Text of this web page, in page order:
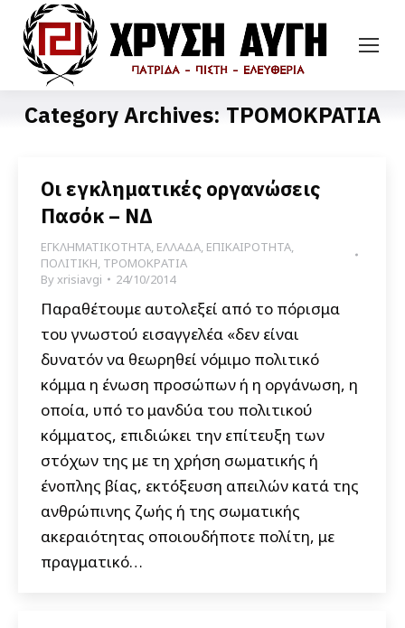
Category Archives: ΤΡΟΜΟΚΡΑΤΙΑ
Οι εγκληματικές οργανώσεις
Πασόκ – ΝΔ
ΕΓΚΛΗΜΑΤΙΚΟΤΗΤΑ, ΕΛΛΑΔΑ, ΕΠΙΚΑΙΡΟΤΗΤΑ,
ΠΟΛΙΤΙΚΗ, ΤΡΟΜΟΚΡΑΤΙΑ
Byxrisiavgi 24/10/2014
Παραθέτουμε αυτολεξεί από το πόρισμα
του γνωστού εισαγγελέα «δεν είναι
δυνατόν να θεωρηθεί νόμιμο πολιτικό
κόμμα η ένωση προσώπων ή η οργάνωση, η
οποία, υπό το μανδύα του πολιτικού
κόμματος, επιδιώκει την επίτευξη των
στόχων της με τη χρήση σωματικής ή
ένοπλης βίας, εκτόξευση απειλών κατά της
ανθρώπινης ζωής ή της σωματικής
ακεραιότητας οποιουδήποτε πολίτη, με
πραγματικό…